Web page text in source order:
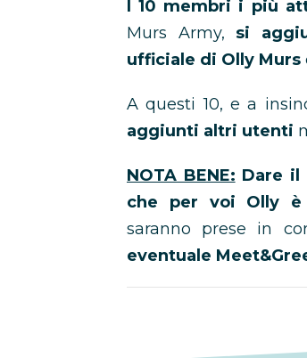
I 10 membri i più
Murs Army, si
ufficiale di Olly Murs
A questi 10, e a
aggiunti altri utenti
NOTA BENE: Dare il
che per voi Olly è
saranno prese in
eventuale